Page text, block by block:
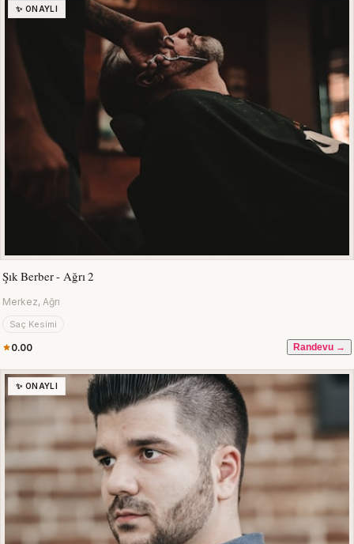
✨ ONAYLI
Şık Berber - Ağrı 2
Merkez, Ağrı
Saç Kesimi
0.00 Randevu →
✨ ONAYLI